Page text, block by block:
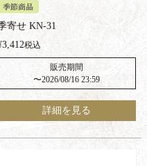
季節商品
寄せ KN-31
3,412税込
販売期間
〜2026/08/16 23:59
詳細を見る